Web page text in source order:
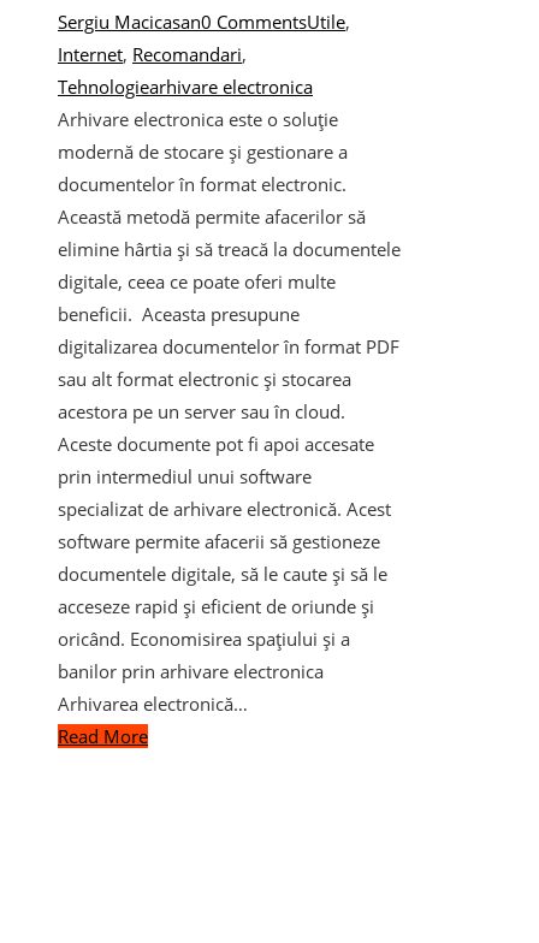
Sergiu Macicasan0 CommentsUtile,
Internet, Recomandari,
Tehnologiearhivare electronica
Arhivare electronica este o soluție
modernă de stocare și gestionare a
documentelor în format electronic.
Această metodă permite afacerilor să
elimine hârtia și să treacă la documentele
digitale, ceea ce poate oferi multe
beneficii. Aceasta presupune
digitalizarea documentelor în format PDF
sau alt format electronic și stocarea
acestora pe un server sau în cloud.
Aceste documente pot fi apoi accesate
prin intermediul unui software
specializat de arhivare electronică. Acest
software permite afacerii să gestioneze
documentele digitale, să le caute și să le
acceseze rapid și eficient de oriunde și
oricând. Economisirea spațiului și a
banilor prin arhivare electronica
Arhivarea electronică…
Read More